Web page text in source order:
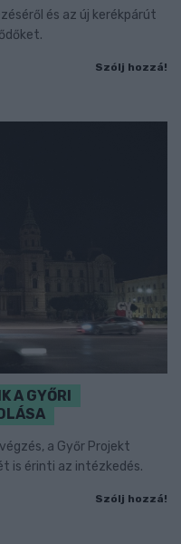
és az új kerékpárút
Szólj hozzá!
A GYŐRI
a Győr Projekt
is érinti az intézkedés.
Szólj hozzá!